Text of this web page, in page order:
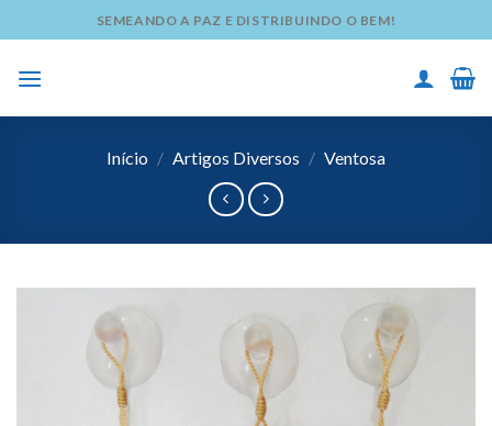
to
content
SEMEANDO A PAZ E DISTRIBUINDO O BEM!
Início / Artigos Diversos / Ventosa